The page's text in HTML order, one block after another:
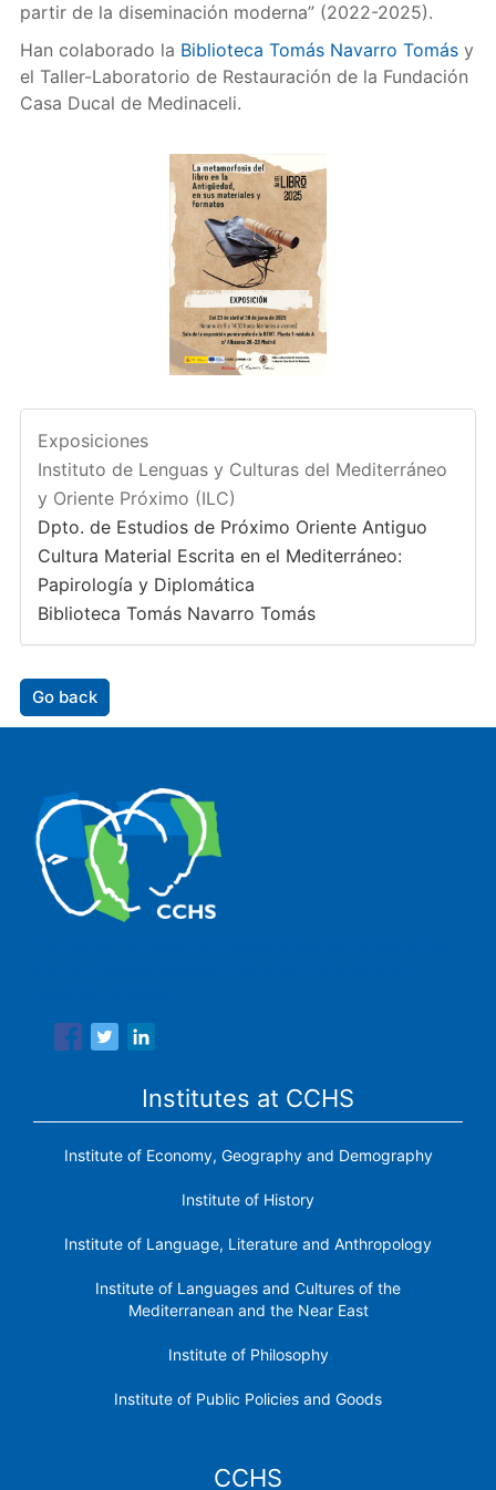
partir de la diseminación moderna” (2022-2025).
Han colaborado la Biblioteca Tomás Navarro Tomásy
el Taller-Laboratorio de Restauración de la Fundación
Casa Ducal de Medinaceli.
Exposiciones
Instituto de Lenguas y Culturas del Mediterráneo
y Oriente Próximo (ILC)
Dpto. de Estudios de Próximo Oriente Antiguo
Cultura Material Escrita en el Mediterráneo:
Papirología y Diplomática
Biblioteca Tomás Navarro Tomás
Go back
Institutes at CCHS
Institute of Economy, Geography and Demography
Institute of History
Institute of Language, Literature and Anthropology
Institute of Languages ​​and Cultures of the
Mediterranean and the Near East
Institute of Philosophy
Institute of Public Policies and Goods
CCHS